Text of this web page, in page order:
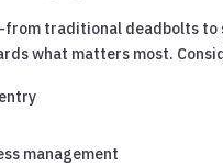
traditional deadbolts to
what matters most.
management